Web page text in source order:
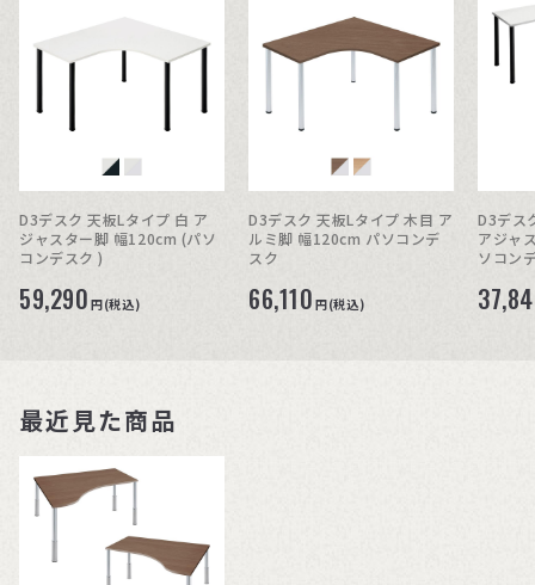
D3デスク 天板Lタイプ 白 ア
ジャスター脚 幅120cm (パソ
コンデスク )
59,290 円(税込)
D3デスク 天板Lタイプ 木目 ア
ルミ脚 幅120cm パソコンデ
スク
66,110 円(税込)
D3デス
アジャ
ソコン
最近見た商品